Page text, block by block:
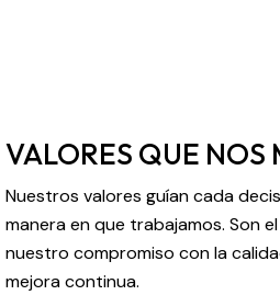
VALORES QUE NOS
Nuestros valores guían cada
manera en que trabajamos. Son
nuestro compromiso con la
mejora continua.